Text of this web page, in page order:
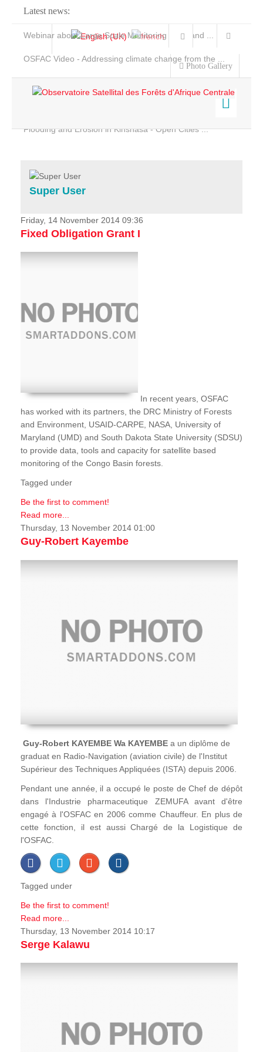
Latest news:
Webinar about Large Scale Monitoring and Land ...
OSFAC Video - Addressing climate change from the ...
Flooding and Erosion in Kinshasa - Open Cities ...
Photo Gallery
Home
Services
Projects
News & Stories
Super User
Friday, 14 November 2014 09:36
Fixed Obligation Grant I
In recent years, OSFAC
has worked with its partners, the DRC Ministry of Forests
and Environment, USAID-CARPE, NASA, University of
Maryland (UMD) and South Dakota State University (SDSU)
to provide data, tools and capacity for satellite based
monitoring of the Congo Basin forests.
Tagged under
Be the first to comment!
Read more...
Thursday, 13 November 2014 01:00
Guy-Robert Kayembe
Guy-Robert KAYEMBE Wa KAYEMBE a un diplôme de
graduat en Radio-Navigation (aviation civile) de l'Institut
Supérieur des Techniques Appliquées (ISTA) depuis 2006.
Pendant une année, il a occupé le poste de Chef de dépôt
dans l'Industrie pharmaceutique ZEMUFA avant d'être
engagé à l'OSFAC en 2006 comme Chauffeur. En plus de
cette fonction, il est aussi Chargé de la Logistique de
l'OSFAC.
Tagged under
Be the first to comment!
Read more...
Thursday, 13 November 2014 10:17
Serge Kalawu